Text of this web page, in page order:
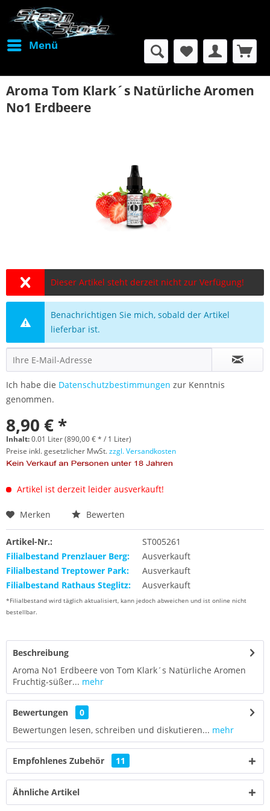
Menü
Aroma Tom Klark´s Natürliche Aromen
No1 Erdbeere
Dieser Artikel steht derzeit nicht zur Verfügung!
Benachrichtigen Sie mich, sobald der Artikel
lieferbar ist.
Ich habe die Datenschutzbestimmungen zur Kenntnis
genommen.
8,90 € *
Inhalt:0.01 Liter (890,00 € * / 1 Liter)
Preise inkl. gesetzlicher MwSt.zzgl. Versandkosten
Artikel ist derzeit leider ausverkauft!
Merken Bewerten
Artikel-Nr.:
ST005261
Filialbestand Prenzlauer Berg:
Ausverkauft
Filialbestand Treptower Park:
Ausverkauft
Filialbestand Rathaus Steglitz:
Ausverkauft
*Filialbestand wird täglich aktualisiert, kann jedoch abweichen und ist online nicht
bestellbar.
Beschreibung
Aroma No1 Erdbeere von Tom Klark´s Natürliche Aromen
Fruchtig-süßer... mehr
Bewertungen
0
Bewertungen lesen, schreiben und diskutieren... mehr
Empfohlenes Zubehör 11
Ähnliche Artikel